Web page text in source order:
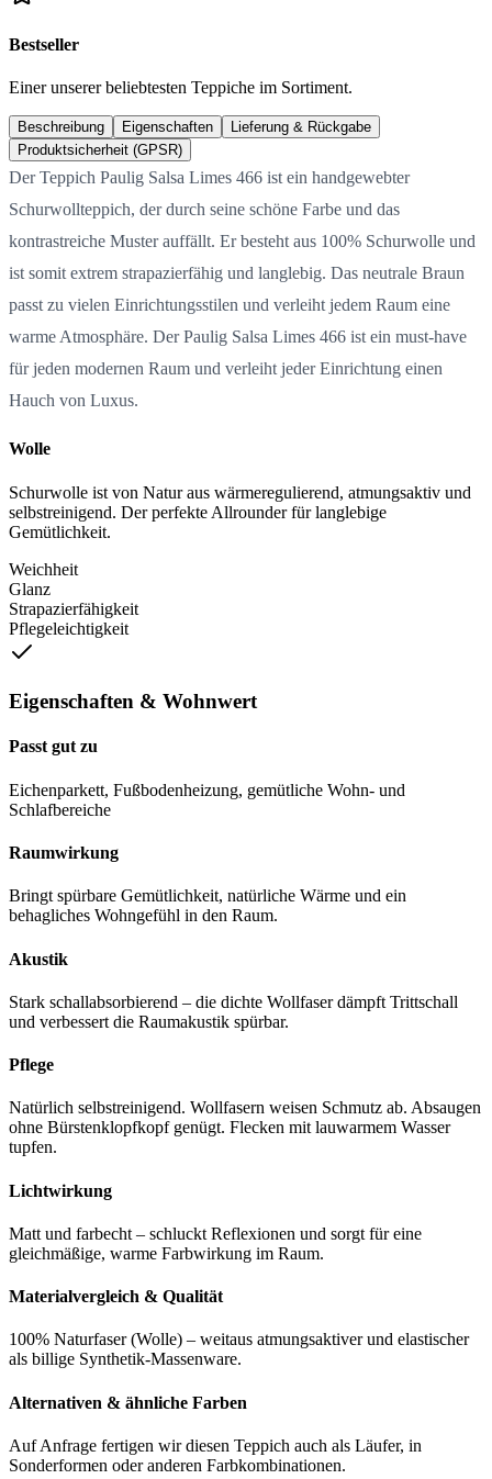
Bestseller
Einer unserer beliebtesten Teppiche im Sortiment.
Beschreibung Eigenschaften
Lieferung & Rückgabe
Produktsicherheit (GPSR)
Der Teppich Paulig Salsa Limes 466 ist ein handgewebter
Schurwollteppich, der durch seine schöne Farbe und das
kontrastreiche Muster auffällt. Er besteht aus 100% Schurwolle und
ist somit extrem strapazierfähig und langlebig. Das neutrale Braun
passt zu vielen Einrichtungsstilen und verleiht jedem Raum eine
warme Atmosphäre. Der Paulig Salsa Limes 466 ist ein must-have
für jeden modernen Raum und verleiht jeder Einrichtung einen
Hauch von Luxus.
Wolle
Schurwolle ist von Natur aus wärmeregulierend, atmungsaktiv und
selbstreinigend. Der perfekte Allrounder für langlebige
Gemütlichkeit.
Weichheit
Glanz
Strapazierfähigkeit
Pflegeleichtigkeit
Eigenschaften & Wohnwert
Passt gut zu
Eichenparkett, Fußbodenheizung, gemütliche Wohn- und
Schlafbereiche
Raumwirkung
Bringt spürbare Gemütlichkeit, natürliche Wärme und ein
behagliches Wohngefühl in den Raum.
Akustik
Stark schallabsorbierend – die dichte Wollfaser dämpft Trittschall
und verbessert die Raumakustik spürbar.
Pflege
Natürlich selbstreinigend. Wollfasern weisen Schmutz ab. Absaugen
ohne Bürstenklopfkopf genügt. Flecken mit lauwarmem Wasser
tupfen.
Lichtwirkung
Matt und farbecht – schluckt Reflexionen und sorgt für eine
gleichmäßige, warme Farbwirkung im Raum.
Materialvergleich & Qualität
100% Naturfaser (Wolle) – weitaus atmungsaktiver und elastischer
als billige Synthetik-Massenware.
Alternativen & ähnliche Farben
Auf Anfrage fertigen wir diesen Teppich auch als Läufer, in
Sonderformen oder anderen Farbkombinationen.